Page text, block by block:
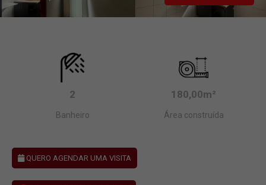
2
Banheiro
180,00m²
Área construída
QUERO AGENDAR UMA VISITA